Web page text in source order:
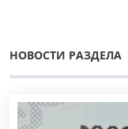
НОВОСТИ РАЗДЕЛА